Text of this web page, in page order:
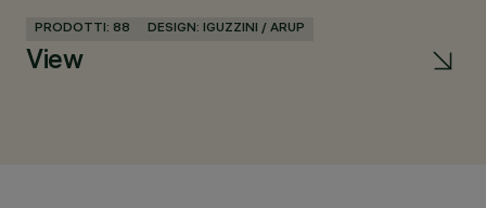
PRODOTTI: 88 DESIGN: IGUZZINI / ARUP
View